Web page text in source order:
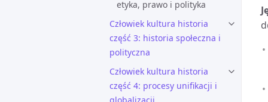
etyka, prawo i polityka
Człowiek kultura historia
część 3: historia społeczna i
polityczna
Człowiek kultura historia
część 4: procesy unifikacji i